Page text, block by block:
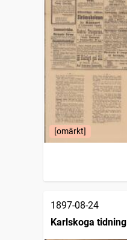
[omärkt]
1897-08-24
Karlskoga tidning